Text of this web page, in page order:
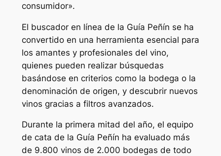
consumidor».
El buscador en línea de la Guía Peñín se ha
convertido en una herramienta esencial para
los amantes y profesionales del vino,
quienes pueden realizar búsquedas
basándose en criterios como la bodega o la
denominación de origen, y descubrir nuevos
vinos gracias a filtros avanzados.
Durante la primera mitad del año, el equipo
de cata de la Guía Peñín ha evaluado más
de 9.800 vinos de 2.000 bodegas de todo